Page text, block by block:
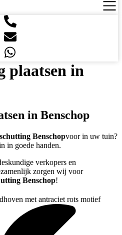
plaatsen in
in Benschop
Benschopvoor in uw tuin?
in goede handen.
verkopers en
zorgen wij voor
Benschop!